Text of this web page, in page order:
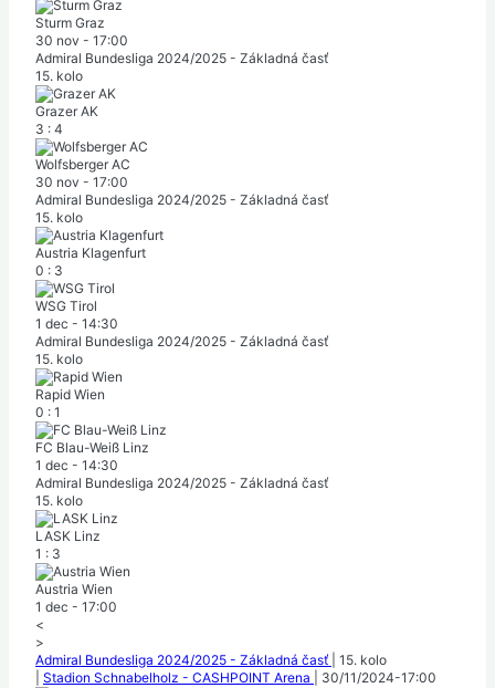
Sturm Graz
30 nov - 17:00
Admiral Bundesliga 2024/2025 - Základná časť
15. kolo
Grazer AK
3 : 4
Wolfsberger AC
30 nov - 17:00
Admiral Bundesliga 2024/2025 - Základná časť
15. kolo
Austria Klagenfurt
0 : 3
WSG Tirol
1 dec - 14:30
Admiral Bundesliga 2024/2025 - Základná časť
15. kolo
Rapid Wien
0 : 1
FC Blau-Weiß Linz
1 dec - 14:30
Admiral Bundesliga 2024/2025 - Základná časť
15. kolo
LASK Linz
1 : 3
Austria Wien
1 dec - 17:00
<
>
Admiral Bundesliga 2024/2025 - Základná časť
15. kolo
Stadion Schnabelholz - CASHPOINT Arena 30/11/2024-17:00